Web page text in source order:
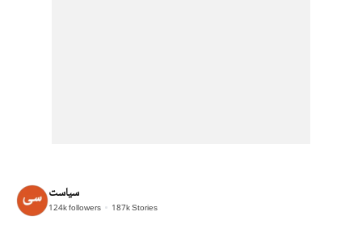
سیاست
124kfollowers 187kStories